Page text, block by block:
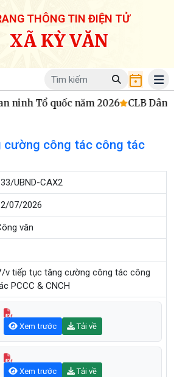
THÔNG TIN ĐIỆN TỬ
XÃ KỲ VĂN
ninh Tổ quốc năm 2026 CLB Dân
công tác công tác
UBND-CAX2
07/2026
văn
v tiếp tục tăng cường công tác công
PCCC & CNCH
Xem trước Tải về
Xem trước Tải về